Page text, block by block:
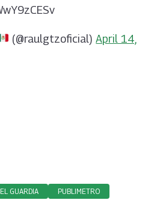
(@raulgtzoficial)April 14,
GUARDIA PUBLIMETRO